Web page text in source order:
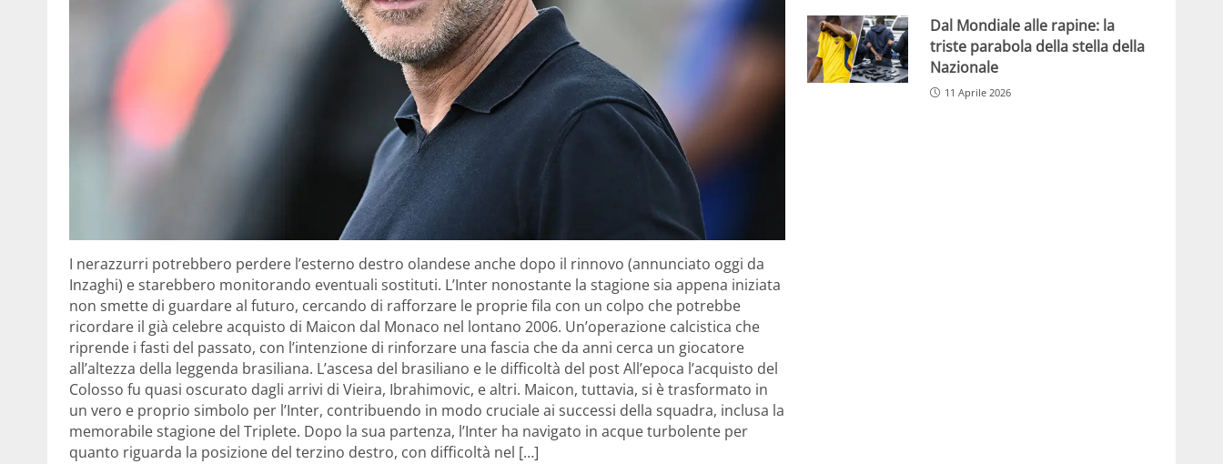
I nerazzurri potrebbero perdere l’esterno destro olandese anche dopo il rinnovo (annunciato oggi da
Inzaghi) e starebbero monitorando eventuali sostituti. L’Inter nonostante la stagione sia appena iniziata
non smette di guardare al futuro, cercando di rafforzare le proprie fila con un colpo che potrebbe
ricordare il già celebre acquisto di Maicon dal Monaco nel lontano 2006. Un’operazione calcistica che
riprende i fasti del passato, con l’intenzione di rinforzare una fascia che da anni cerca un giocatore
all’altezza della leggenda brasiliana. L’ascesa del brasiliano e le difficoltà del post All’epoca l’acquisto del
Colosso fu quasi oscurato dagli arrivi di Vieira, Ibrahimovic, e altri. Maicon, tuttavia, si è trasformato in
un vero e proprio simbolo per l’Inter, contribuendo in modo cruciale ai successi della squadra, inclusa la
memorabile stagione del Triplete. Dopo la sua partenza, l’Inter ha navigato in acque turbolente per
quanto riguarda la posizione del terzino destro, con difficoltà nel […]
Dal Mondiale alle rapine: la
triste parabola della stella della
Nazionale
11 Aprile 2026